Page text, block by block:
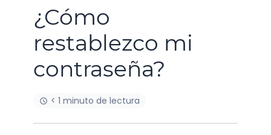
¿Cómo
restablezco mi
contraseña?
< 1 minuto de lectura